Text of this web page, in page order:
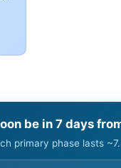
be in 7 days
primary phase lasts